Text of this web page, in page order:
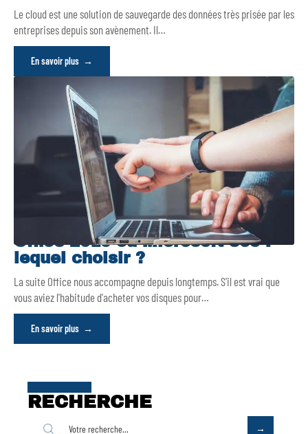
Le cloud est une solution de sauvegarde des données très prisée par les
entreprises depuis son avènement. Il…
En savoir plus
Office 2019 ou Microsoft 365 :
lequel choisir ?
La suite Office nous accompagne depuis longtemps. S'il est vrai que
vous aviez l'habitude d'acheter vos disques pour…
En savoir plus
RECHERCHE